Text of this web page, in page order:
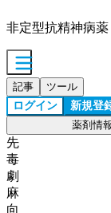
非定型抗精神病薬
記事 ツール
ログイン 新規登
薬剤情
先
毒
劇
麻
向